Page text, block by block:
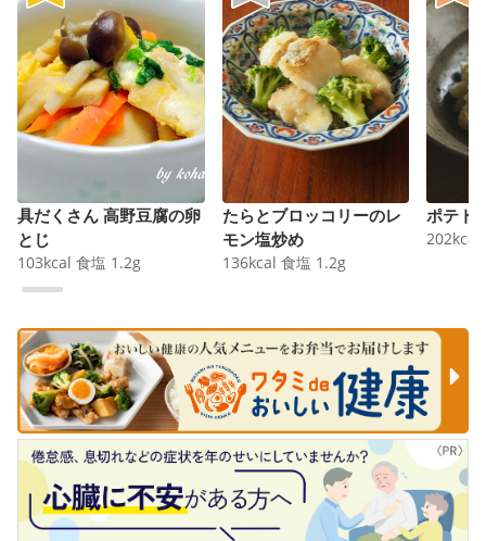
具だくさん 高野豆腐の卵
とじ
103kcal 食塩 1.2g
たらとブロッコリーのレ
モン塩炒め
136kcal 食塩 1.2g
ポテト
202kcal